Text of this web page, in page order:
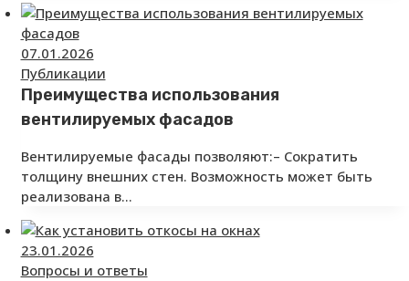
07.01.2026
Публикации
Преимущества использования
вентилируемых фасадов
Вентилируемые фасады позволяют:– Сократить
толщину внешних стен. Возможность может быть
реализована в…
23.01.2026
Вопросы и ответы